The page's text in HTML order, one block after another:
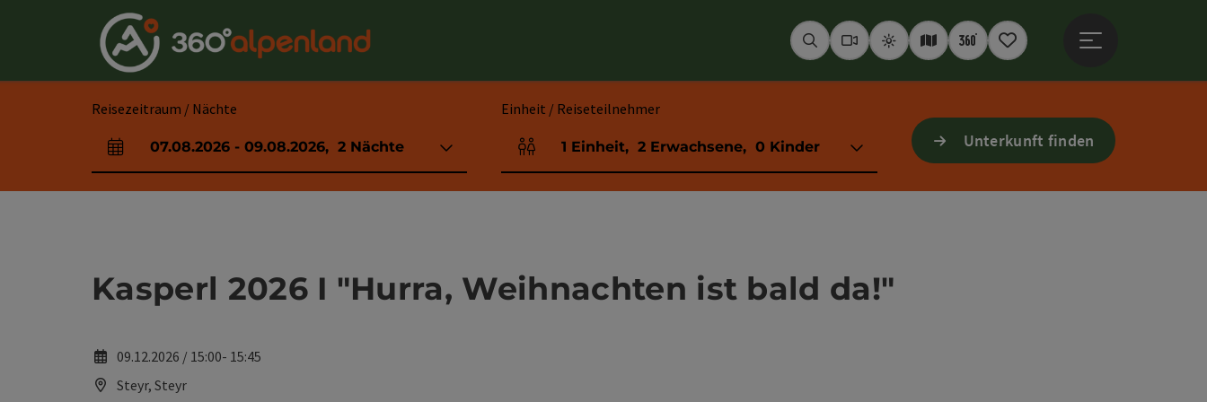
Accesskey
[0]
Zur NavigationAccesskey
[1]
Zum Seitenanfang[2]
Zur Kontaktseite Accesskey
[3]
Accesskey
[4]
Zum ImpressumAccesskey
[5]
Zu den Hinweisen zur Bedienung der Website
Zur StartseiteAccesskey
[7]
SuchenWebcams
WetterInteraktive Karte
360° Panoramen
Merkzettel
Reisezeitraum / Nächte
An- und Abreisefelder
07.08.2026 - 09.08.2026, 2 Nächte
Einheit / Reiseteilnehmer
Einheitenanzahl und Personenfelder
1 Einheit, 2 Erwachsene, 0 Kinder Unterkunft finden
Kasperl 2026 I "Hurra, Weihnachten ist bald da!"
09.12.2026 / 15:00- 15:45
Steyr, Steyr